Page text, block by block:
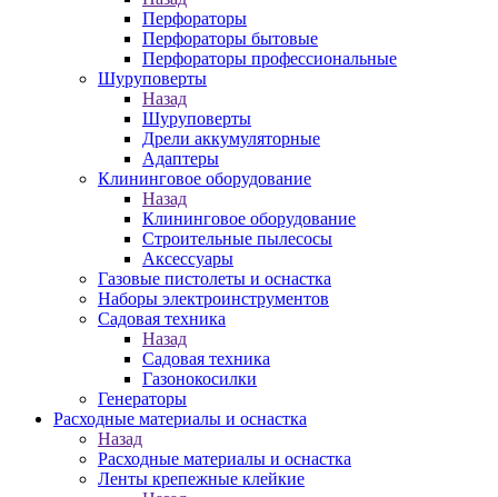
Перфораторы
Перфораторы бытовые
Перфораторы профессиональные
Шуруповерты
Назад
Шуруповерты
Дрели аккумуляторные
Адаптеры
Клининговое оборудование
Назад
Клининговое оборудование
Строительные пылесосы
Аксессуары
Газовые пистолеты и оснастка
Наборы электроинструментов
Садовая техника
Назад
Садовая техника
Газонокосилки
Генераторы
Расходные материалы и оснастка
Назад
Расходные материалы и оснастка
Ленты крепежные клейкие